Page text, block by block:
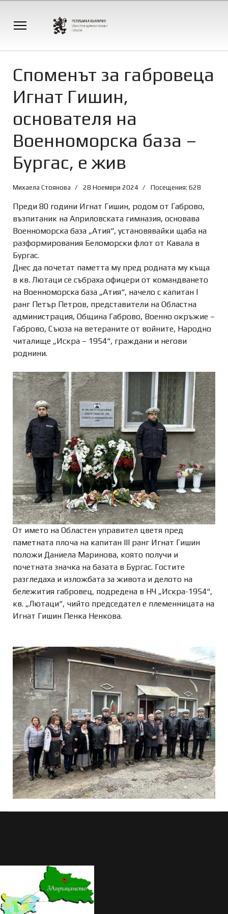
Споменът за габровеца
Игнат Гишин,
основателя на
Военноморска база –
Бургас, е жив
Михаела Стоянова 28 Ноември 2024 Посещения: 628
Преди 80 години Игнат Гишин, родом от Габрово,
възпитаник на Априловската гимназия, основава
Военноморска база „Атия“, установявайки щаба на
разформирования Беломорски флот от Кавала в
Бургас.
Днес да почетат паметта му пред родната му къща
в кв. Лютаци се събраха офицери от командването
на Военноморска база „Атия“, начело с капитан I
ранг Петър Петров, представители на Областна
администрация, Община Габрово, Военно окръжие –
Габрово, Съюза на ветераните от войните, Народно
читалище „Искра – 1954“, граждани и негови
роднини.
От името на Областен управител цветя пред
паметната плоча на капитан III ранг Игнат Гишин
положи Даниела Маринова, която получи и
почетната значка на базата в Бургас. Гостите
разгледаха и изложбата за живота и делото на
бележития габровец, подредена в НЧ „Искра-1954“,
кв. „Лютаци“, чийто председател е племенницата на
Игнат Гишин Пенка Ненкова.